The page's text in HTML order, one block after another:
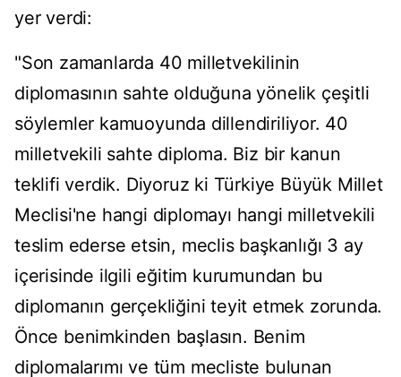
yer verdi:
"Son zamanlarda 40 milletvekilinin
diplomasının sahte olduğuna yönelik çeşitli
söylemler kamuoyunda dillendiriliyor. 40
milletvekili sahte diploma. Biz bir kanun
teklifi verdik. Diyoruz ki Türkiye Büyük Millet
Meclisi'ne hangi diplomayı hangi milletvekili
teslim ederse etsin, meclis başkanlığı 3 ay
içerisinde ilgili eğitim kurumundan bu
diplomanın gerçekliğini teyit etmek zorunda.
Önce benimkinden başlasın. Benim
diplomalarımı ve tüm mecliste bulunan